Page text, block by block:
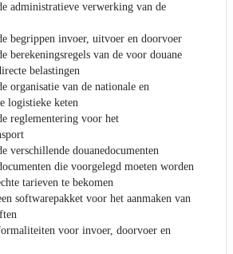
administratieve verwerking van de
begrippen invoer, uitvoer en doorvoer
berekeningsregels van de voor douane
belastingen
organisatie van de nationale en
logistieke keten
reglementering voor het
verschillende douanedocumenten
die voorgelegd moeten worden
tarieven te bekomen
softwarepakket voor het aanmaken van
voor invoer, doorvoer en